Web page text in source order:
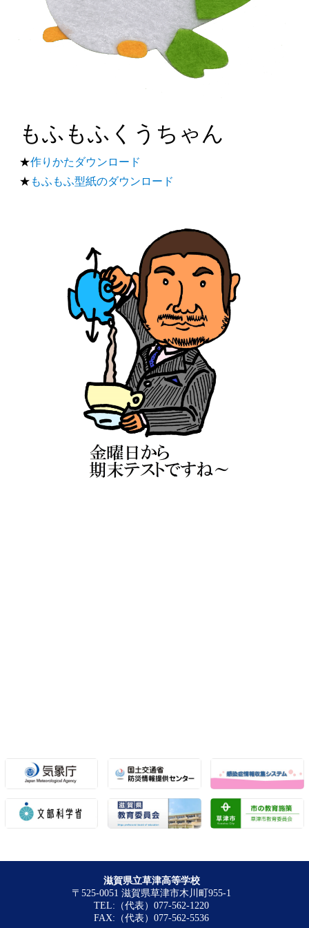
もふもふくうちゃん
★作りかたダウンロード
★ もふもふ型紙のダウンロード
滋賀県立草津高等学校
〒525-0051 滋賀県草津市木川町955-1
TEL:（代表）077-562-1220
FAX:（代表）077-562-5536